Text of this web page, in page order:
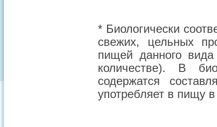
* Биологически
свежих, цельных
пищей данного
количестве). В
содержатся
употребляет в пищу